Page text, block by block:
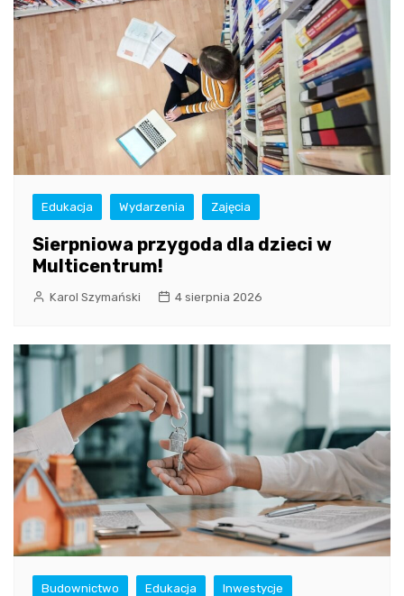
Edukacja Wydarzenia Zajęcia
Sierpniowa przygoda dla dzieci w
Multicentrum!
Karol Szymański 4 sierpnia 2026
Budownictwo Edukacja Inwestycje